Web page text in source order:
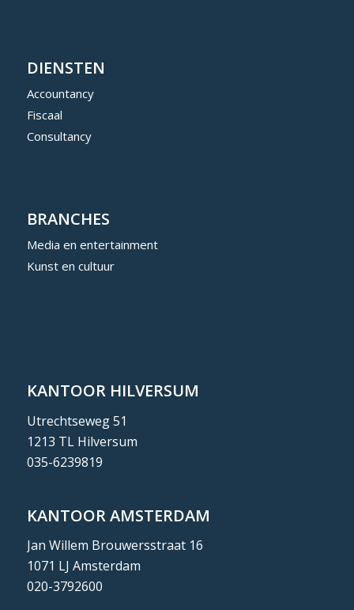
DIENSTEN
Accountancy
Fiscaal
Consultancy
BRANCHES
Media en entertainment
Kunst en cultuur
KANTOOR HILVERSUM
Utrechtseweg 51
1213 TL Hilversum
035-6239819
KANTOOR AMSTERDAM
Jan Willem Brouwersstraat 16
1071 LJ Amsterdam
020-3792600